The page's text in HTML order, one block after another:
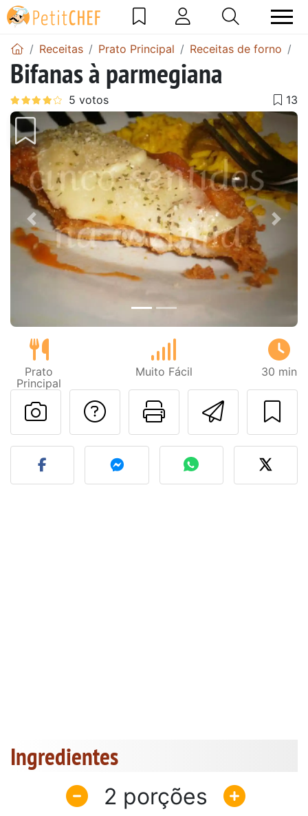
Receitas Prato Principal Receitas de forno
Bifanas à parmegiana
Anterior Next
Prato
Principal
Muito Fácil 30 min
Imprima
Falar com o autor
Fez esta receita?
Ingredientes
2